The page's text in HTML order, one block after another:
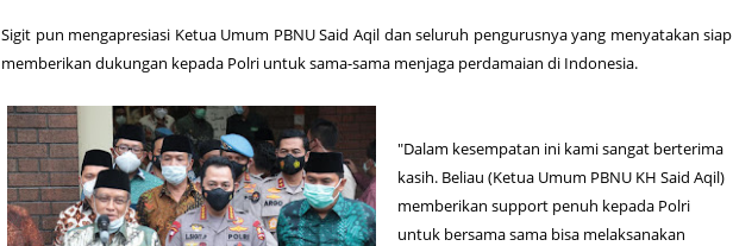
Sigit pun mengapresiasi Ketua Umum PBNU Said Aqil dan seluruh pengurusnya yang menyatakan siap
memberikan dukungan kepada Polri untuk sama-sama menjaga perdamaian di Indonesia.
"Dalam kesempatan ini kami sangat berterima
kasih. Beliau (Ketua Umum PBNU KH Said Aqil)
memberikan support penuh kepada Polri
untuk bersama sama bisa melaksanakan